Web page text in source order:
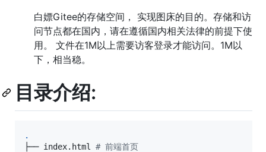
白嫖Gitee的存储空间， 实现图床的目的。存储和访
问节点都在国内，请在遵循国内相关法律的前提下使
用。 文件在1M以上需要访客登录才能访问。1M以
下，相当稳。
目录介绍:
.
├── index.html # 前端首页